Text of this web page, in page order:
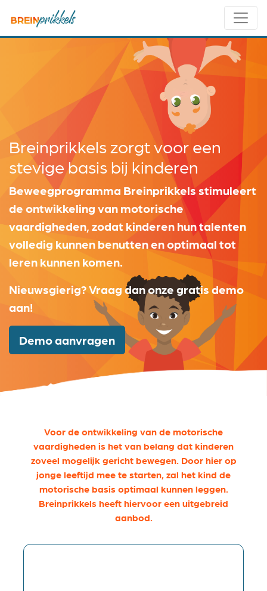
Breinprikkels zorgt voor een
stevige basis bij kinderen
Beweegprogramma Breinprikkels stimuleert
de ontwikkeling van motorische
vaardigheden, zodat kinderen hun talenten
volledig kunnen benutten en optimaal tot
leren kunnen komen.
Nieuwsgierig? Vraag dan onze gratis demo
aan!
Demo aanvragen
Voor de ontwikkeling van de motorische
vaardigheden is het van belang dat kinderen
zoveel mogelijk gericht bewegen. Door hier op
jonge leeftijd mee te starten, zal het kind de
motorische basis optimaal kunnen leggen.
Breinprikkels heeft hiervoor een uitgebreid
aanbod.